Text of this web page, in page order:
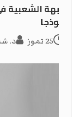
الجبهة
أنموذجا
25 تموز د.